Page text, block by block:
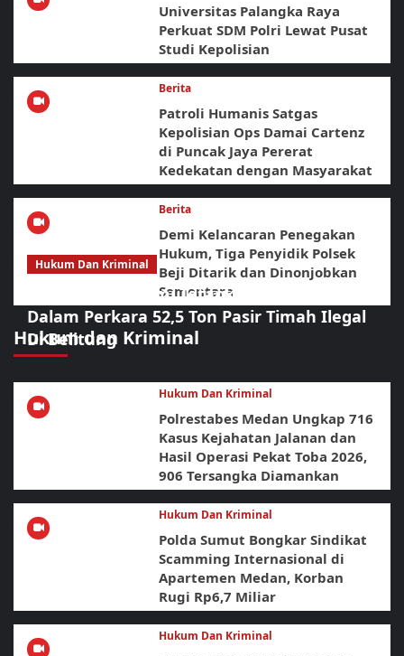
Universitas Palangka Raya
Perkuat SDM Polri Lewat Pusat
Studi Kepolisian
Berita
Patroli Humanis Satgas
Kepolisian Ops Damai Cartenz
di Puncak Jaya Pererat
Kedekatan dengan Masyarakat
Berita
Demi Kelancaran Penegakan
Hukum, Tiga Penyidik Polsek
Beji Ditarik dan Dinonjobkan
Sementara
Hukum dan Kriminal
Hukum Dan Kriminal
Polda Babel Resmi Tetapkan 4 Tersangka
Dalam Perkara 52,5 Ton Pasir Timah Ilegal
Di Belitung
Hukum Dan Kriminal
Polrestabes Medan Ungkap 716
Kasus Kejahatan Jalanan dan
Hasil Operasi Pekat Toba 2026,
906 Tersangka Diamankan
Hukum Dan Kriminal
Polda Sumut Bongkar Sindikat
Scamming Internasional di
Apartemen Medan, Korban
Rugi Rp6,7 Miliar
Hukum Dan Kriminal